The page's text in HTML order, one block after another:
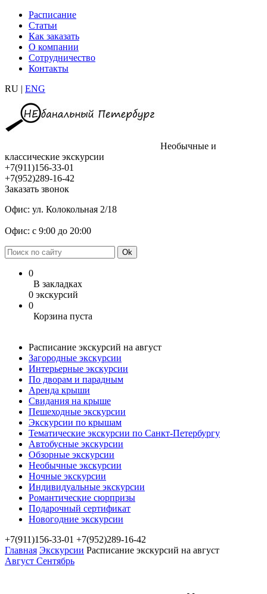
Расписание
Статьи
Как заказать
О компании
Сотрудничество
Контакты
RU | ENG
Необычные и
классические экскурсии
+7(911)156-33-01
+7(952)289-16-42
Заказать звонок
Офис: ул. Колокольная 2/18
Офис: с 9:00 до 20:00
0
В закладках
0 экскурсий
0
Корзина пуста
Расписание экскурсий на август
Загородные экскурсии
Интерьерные экскурсии
По дворам и парадным
Аренда крыши
Свидания на крыше
Пешеходные экскурсии
Экскурсии по крышам
Тематические экскурсии по Санкт-Петербургу
Автобусные экскурсии
Обзорные экскурсии
Необычные экскурсии
Ночные экскурсии
Индивидуальные экскурсии
Романтические сюрпризы
Подарочный сертификат
Новогодние экскурсии
+7(911)156-33-01 +7(952)289-16-42
Главная Экскурсии Расписание экскурсий на август
Август Сентябрь